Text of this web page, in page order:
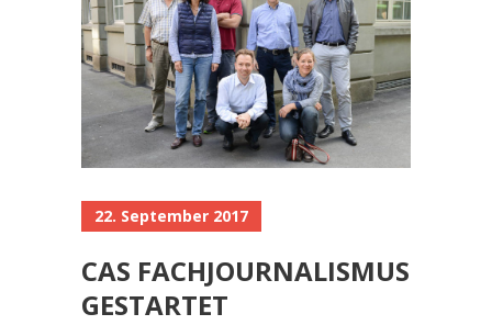
22. September 2017
CAS FACHJOURNALISMUS
GESTARTET